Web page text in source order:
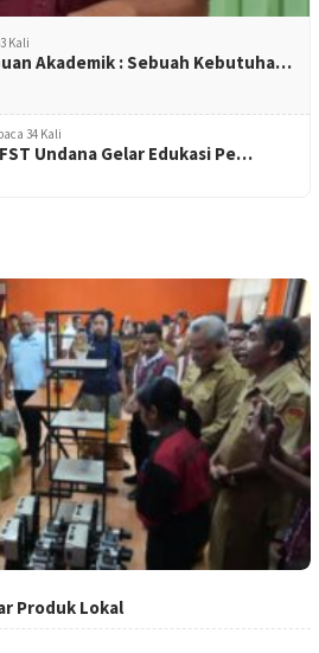
Kali
Akademik : Sebuah Kebutuha…
34 Kali
Undana Gelar Edukasi Pe…
Produk Lokal